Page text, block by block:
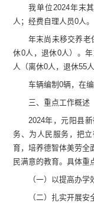
我单位2024年末
人；经费自理人员0人。
年末尚未移交养老
休0人，退休0人）。
人 （离休0人，退休55人
车辆编制 0辆，在
三、 重点工作概述
2024年，元阳县
务、为人民服务，把
育，培养德智体美劳全
民满意的教育。具体重
（一）以提高办学
（二）扎实开展安